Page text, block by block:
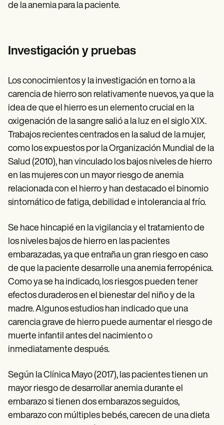
de la anemia para la paciente.
Investigación y pruebas
Los conocimientos y la investigación en torno a la
carencia de hierro son relativamente nuevos, ya que la
idea de que el hierro es un elemento crucial en la
oxigenación de la sangre salió a la luz en el siglo XIX.
Trabajos recientes centrados en la salud de la mujer,
como los expuestos por la Organización Mundial de la
Salud (2010), han vinculado los bajos niveles de hierro
en las mujeres con un mayor riesgo de anemia
relacionada con el hierro y han destacado el binomio
sintomático de fatiga, debilidad e intolerancia al frío.
Se hace hincapié en la vigilancia y el tratamiento de
los niveles bajos de hierro en las pacientes
embarazadas, ya que entraña un gran riesgo en caso
de que la paciente desarrolle una anemia ferropénica.
Como ya se ha indicado, los riesgos pueden tener
efectos duraderos en el bienestar del niño y de la
madre. Algunos estudios han indicado que una
carencia grave de hierro puede aumentar el riesgo de
muerte infantil antes del nacimiento o
inmediatamente después.
Según la Clínica Mayo (2017), las pacientes tienen un
mayor riesgo de desarrollar anemia durante el
embarazo si tienen dos embarazos seguidos,
embarazo con múltiples bebés, carecen de una dieta